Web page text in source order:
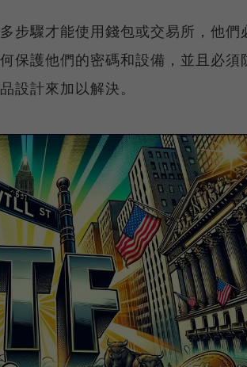
步驟才能使用錢包或交易所，他們
保護他們的密碼和設備，並且必須
設計來加以解決。